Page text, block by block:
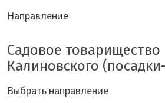
Направление
Садовое
Калиновского
Выбрать направление